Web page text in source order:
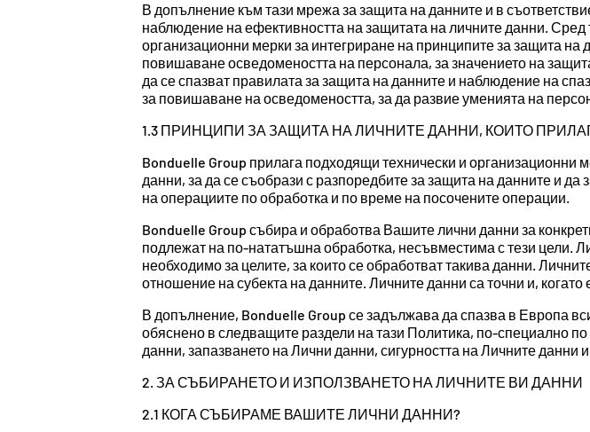
В допълнение към тази мрежа за защита на данните и в
наблюдение на ефективността на защитата на личните данни.
организационни мерки за интегриране на принципите за защита
повишаване осведомеността на персонала, за значението на
да се спазват правилата за защита на данните и наблюдение на
за повишаване на осведомеността, за да развие уменията на
1.3 ПРИНЦИПИ ЗА ЗАЩИТА НА ЛИЧНИТЕ ДАННИ, КОИТО
Bonduelle Group прилага подходящи технически и организационни
данни, за да се съобрази с разпоредбите за защита на данните и
на операциите по обработка и по време на посочените операции.
Bonduelle Group събира и обработва Вашите лични данни за
подлежат на по-нататъшна обработка, несъвместима с тези цели.
необходимо за целите, за които се обработват такива данни.
отношение на субекта на данните. Личните данни са точни и,
В допълнение, Bonduelle Group се задължава да спазва в Европа
обяснено в следващите раздели на тази Политика, по-специално
данни, запазването на Лични данни, сигурността на Личните
2. ЗА СЪБИРАНЕТО И ИЗПОЛЗВАНЕТО НА ЛИЧНИТЕ ВИ ДАННИ
2.1 КОГА СЪБИРАМЕ ВАШИТЕ ЛИЧНИ ДАННИ?